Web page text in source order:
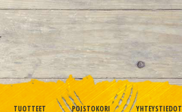
TUOTTEET POISTOKORI YHTEYSTIEDOT